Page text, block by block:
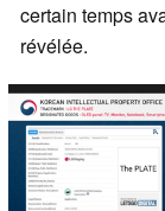
certain temps
révélée.